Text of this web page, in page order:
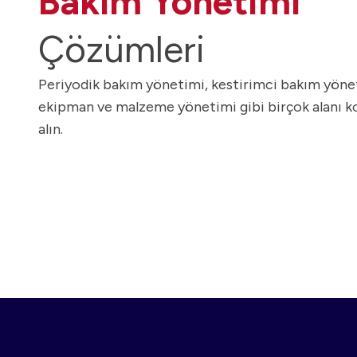
e-
Çözümleri
Periyodik bakım yönetimi, kestirimci bakım
ekipman ve malzeme yönetimi gibi birçok alanı
alın.